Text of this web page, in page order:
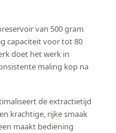
van 500 gram
capaciteit voor tot 80
doet het werk in
maling kop na
de extractietijd
krachtige, rijke smaak
maakt bediening